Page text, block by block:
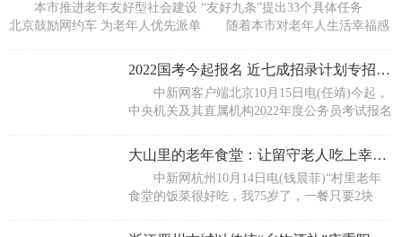
本市推进老年友好型社会建设 “友好九条”提出33个具体任务
北京鼓励网约车 为老年人优先派单 随着本市对老年人生活幸福感
2022国考今起报名 近七成招录计划专招应届生
中新网客户端北京10月15日电(任靖)今起，
中央机关及其直属机构2022年度公务员考试报名
模较
大山里的老年食堂：让留守老人吃上幸福餐
中新网杭州10月14日电(钱晨菲)“村里老年
食堂的饭菜很好吃，我75岁了，一餐只要2块
到饭点